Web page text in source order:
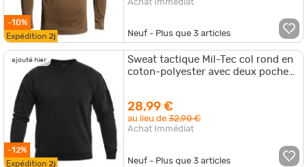
-10%
Expédition 2j Neuf - Plus que3 articles
ajouté hier
-12%
Expédition 2j
Sweat tactique Mil-Tec col rond en
coton-polyester avec deux poches
28,99 €
au lieu de32,90 €
Achat Immédiat
Neuf - Plus que3 articles